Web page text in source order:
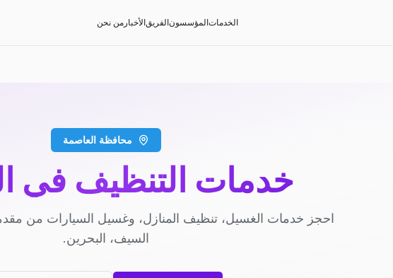
الخدماتالمؤسسونالفريقالأخبار من نحن
محافظة العاصمة
خدمات التنظيف في
احجز خدمات الغسيل، تنظيف المنازل، وغسيل السيارات من
السيف، البحرين.